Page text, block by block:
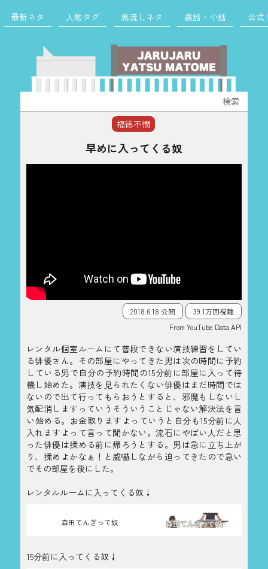
最新ネタ 人物タグ 島流しネタ 裏話・小話 公式
索:
福徳不憫
早めに入ってくる奴
2018.6.18 公開
39.1万回視聴
From YouTube Data API
レンタル個室ルームにて普段できない演技練習をしてい
る俳優さん。その部屋にやってきた男は次の時間に予約
している男で自分の予約時間の15分前に部屋に入って待
機し始めた。演技を見られたくない俳優はまだ時間では
ないので出て行ってもらおうとすると、邪魔もしないし
気配消しますっていうそういうことじゃない解決法を言
い始める。お金取りますよっていうと自分も15分前に人
入れますよって言って聞かない。流石にやばい人だと思
った俳優は揉める前に帰ろうとする。男は急に立ち上が
り、揉めよかなぁ！と威嚇しながら迫ってきたので急い
でその部屋を後にした。
レンタルルームに入ってくる奴↓
森田てんぎって奴
15分前に入ってくる奴↓